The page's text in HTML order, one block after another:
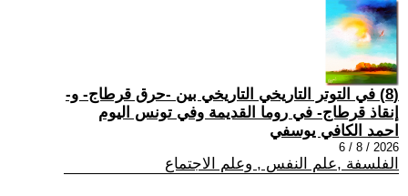
(8) في التوتر التاريخي التاريخي بين -حرق قرطاج- و-
إنقاذ قرطاج- في روما القديمة وفي تونس اليوم
احمد الكافي يوسفي
2026 / 8 / 6
الفلسفة ,علم النفس , وعلم الاجتماع